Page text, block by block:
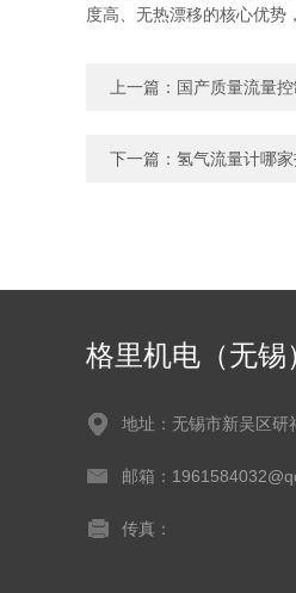
度高、无热漂移的核心优势
上一篇： 国产质量流量
下一篇： 氢气流量计哪
格里机电（无锡
地址：无锡市新吴区
邮箱：
传真：